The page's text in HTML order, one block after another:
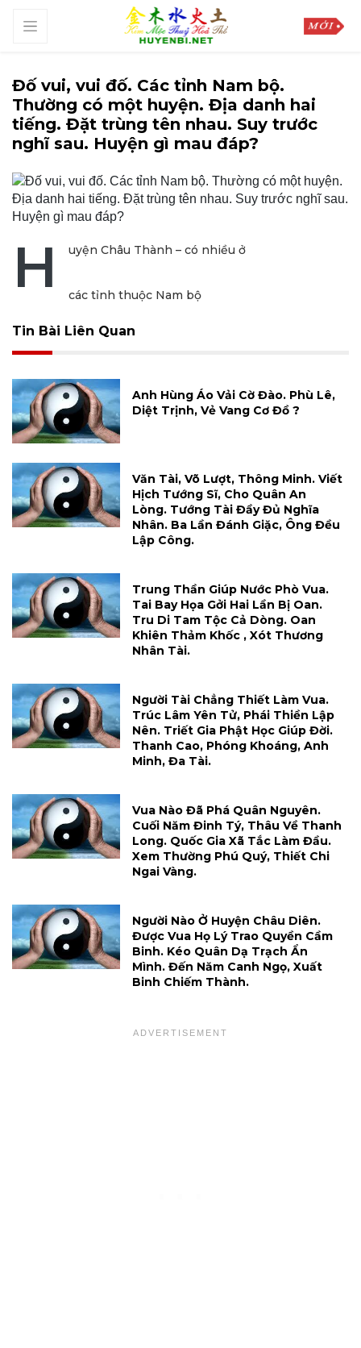
Đố vui, vui đố. Các tỉnh Nam bộ.
Thường có một huyện. Địa danh hai
tiếng. Đặt trùng tên nhau. Suy trước
nghĩ sau. Huyện gì mau đáp?
H uyện Châu Thành – có nhiều ở
các tỉnh thuộc Nam bộ
Tin Bài Liên Quan
Anh Hùng Áo Vải Cờ Đào. Phù Lê,
Diệt Trịnh, Vẻ Vang Cơ Đồ ?
Văn Tài, Võ Lượt, Thông Minh. Viết
Hịch Tướng Sĩ, Cho Quân An
Lòng. Tướng Tài Đầy Đủ Nghĩa
Nhân. Ba Lần Đánh Giặc, Ông Đều
Lập Công.
Trung Thần Giúp Nước Phò Vua.
Tai Bay Họa Gởi Hai Lần Bị Oan.
Tru Di Tam Tộc Cả Dòng. Oan
Khiên Thảm Khốc , Xót Thương
Nhân Tài.
Người Tài Chẳng Thiết Làm Vua.
Trúc Lâm Yên Tử, Phái Thiền Lập
Nên. Triết Gia Phật Học Giúp Đời.
Thanh Cao, Phóng Khoáng, Anh
Minh, Đa Tài.
Vua Nào Đã Phá Quân Nguyên.
Cuối Năm Đinh Tý, Thâu Về Thanh
Long. Quốc Gia Xã Tắc Làm Đầu.
Xem Thường Phú Quý, Thiết Chi
Ngai Vàng.
Người Nào Ở Huyện Châu Diên.
Được Vua Họ Lý Trao Quyền Cầm
Binh. Kéo Quân Dạ Trạch Ẩn
Mình. Đến Năm Canh Ngọ, Xuất
Binh Chiếm Thành.